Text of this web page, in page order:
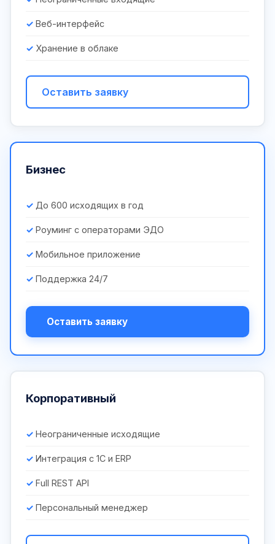
Веб-интерфейс
Хранение в облаке
Оставить заявку
Бизнес
До 600 исходящих в год
Роуминг с операторами ЭДО
Мобильное приложение
Поддержка 24/7
Оставить заявку
Корпоративный
Неограниченные исходящие
Интеграция с 1С и ERP
Full REST API
Персональный менеджер